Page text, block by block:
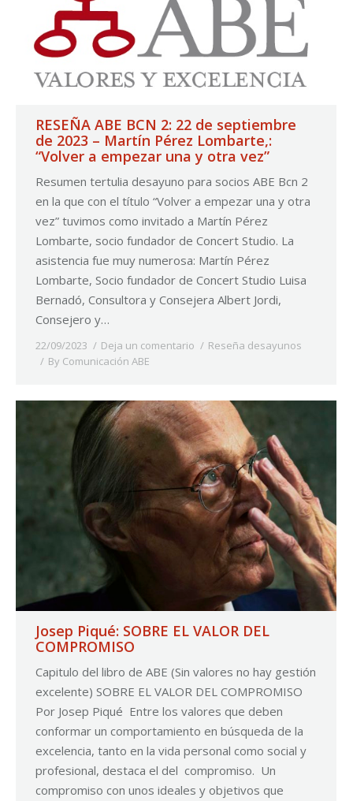
RESEÑA ABE BCN 2: 22 de septiembre
de 2023 – Martín Pérez Lombarte,:
“Volver a empezar una y otra vez”
Resumen tertulia desayuno para socios ABE Bcn 2
en la que con el título “Volver a empezar una y otra
vez” tuvimos como invitado a Martín Pérez
Lombarte, socio fundador de Concert Studio. La
asistencia fue muy numerosa: Martín Pérez
Lombarte, Socio fundador de Concert Studio Luisa
Bernadó, Consultora y Consejera Albert Jordi,
Consejero y…
22/09/2023 Deja un comentario
Reseña desayunos
By Comunicación ABE
Josep Piqué: SOBRE EL VALOR DEL
COMPROMISO
Capitulo del libro de ABE (Sin valores no hay gestión
excelente) SOBRE EL VALOR DEL COMPROMISO
Por Josep Piqué Entre los valores que deben
conformar un comportamiento en búsqueda de la
excelencia, tanto en la vida personal como social y
profesional, destaca el del compromiso. Un
compromiso con unos ideales y objetivos que